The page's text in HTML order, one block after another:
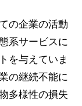
の企業の活動
系サービスに
を与えていま
の継続不能に
多様性の損失